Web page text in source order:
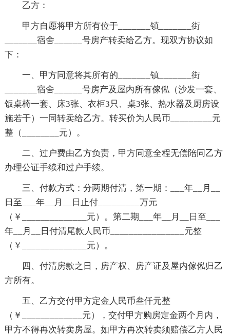
乙方：
甲方自愿将甲方所有位于_______镇_______街
_______宿舍______号房产转卖给乙方。现双方协议如
下：
一、甲方同意将其所有的_______镇_______街
_______宿舍______号房产及屋内所有傢俬（沙发一套、
饭桌椅一套、床3张、衣柜3只、桌3张、热水器及厨房设
施若干）一同转卖给乙方。转买价为人民币_________元
整（________元）。
二、过户费由乙方负责，甲方同意全程无偿陪同乙方
办理公证手续和过户手续。
三、付款方式：分两期付清，第一期：___年__月__
日至___年__月__日止付_________万元
（￥______________元）。第二期___年__月__日至___
年__月__日付清尾款人民币________________元整
（￥______________元）。
四、付清房款之日，房产权、房产证及屋内傢俬归乙
方所有。
五、乙方交付甲方定金人民币叁仟元整
（￥_____________元），交付甲方购房定金两个月内，
甲方不得再次转卖房屋。如甲方再次转卖须赔偿乙方人民